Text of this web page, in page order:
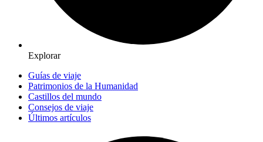
Explorar
Guías de viaje
Patrimonios de la Humanidad
Castillos del mundo
Consejos de viaje
Últimos artículos